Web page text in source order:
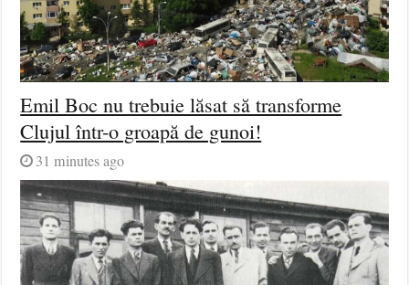
Emil Boc nu trebuie lăsat să transforme
Clujul într-o groapă de gunoi!
31 minutes ago